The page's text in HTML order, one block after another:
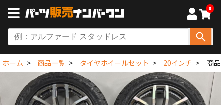
0
ホーム 商品一覧 タイヤホイールセット 20インチ 商